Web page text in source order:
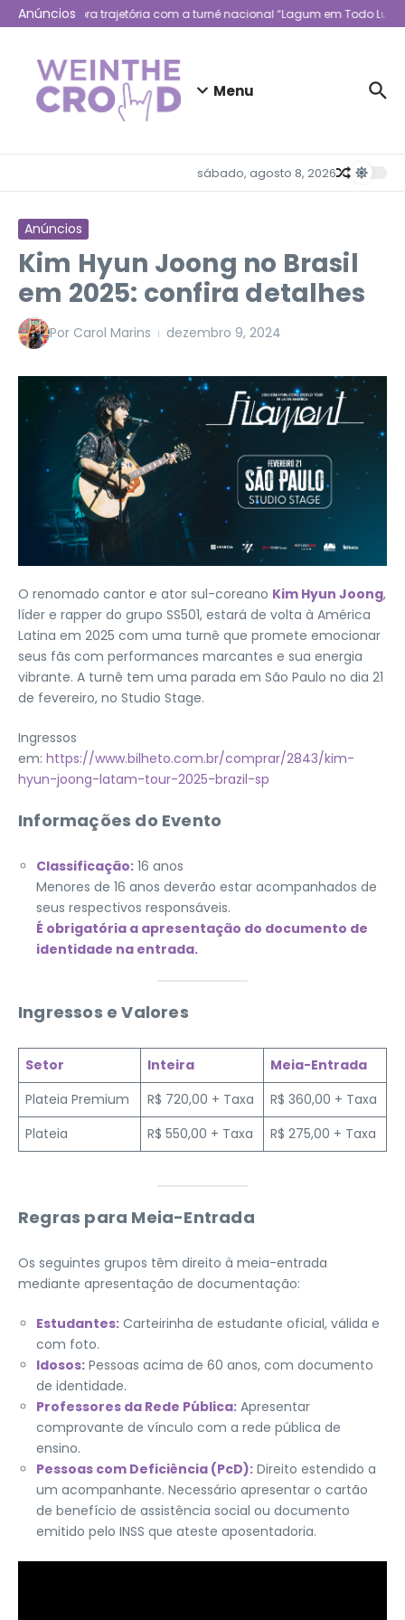
Ir para o conteúdo
Anúncios
Lagum celebra trajetória com a turnê nacional “Lagum em Todo
Menu
sábado, agosto 8, 2026
Anúncios
Kim Hyun Joong no Brasil
em 2025: confira detalhes
Por Carol Marins dezembro 9, 2024
O renomado cantor e ator sul-coreano Kim Hyun Joong,
líder e rapper do grupo SS501, estará de volta à América
Latina em 2025 com uma turnê que promete emocionar
seus fãs com performances marcantes e sua energia
vibrante. A turnê tem uma parada em São Paulo no dia 21
de fevereiro, no Studio Stage.
Ingressos
em: https://www.bilheto.com.br/comprar/2843/kim-
hyun-joong-latam-tour-2025-brazil-sp
Informações do Evento
Classificação: 16 anos
Menores de 16 anos deverão estar acompanhados de
seus respectivos responsáveis.
É obrigatória a apresentação do documento de
identidade na entrada.
Ingressos e Valores
Setor Inteira
Meia-Entrada
Plateia Premium
R$ 720,00 + Taxa
R$ 360,00 + Taxa
Plateia
R$ 550,00 + Taxa R$ 275,00 + Taxa
Regras para Meia-Entrada
Os seguintes grupos têm direito à meia-entrada
mediante apresentação de documentação:
Estudantes: Carteirinha de estudante oficial, válida e
com foto.
Idosos: Pessoas acima de 60 anos, com documento
de identidade.
Professores da Rede Pública: Apresentar
comprovante de vínculo com a rede pública de
ensino.
Pessoas com Deficiência (PcD): Direito estendido a
um acompanhante. Necessário apresentar o cartão
de benefício de assistência social ou documento
emitido pelo INSS que ateste aposentadoria.